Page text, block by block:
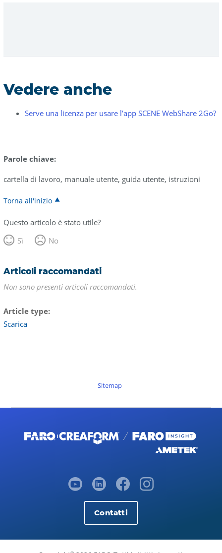
Vedere anche
Serve una licenza per usare l’app SCENE WebShare 2Go?
Parole chiave:
cartella di lavoro, manuale utente, guida utente, istruzioni
Torna all'inizio
Questo articolo è stato utile?
Sì
No
Articoli raccomandati
Non sono presenti articoli raccomandati.
Article type
Scarica
Sitemap
Contatti